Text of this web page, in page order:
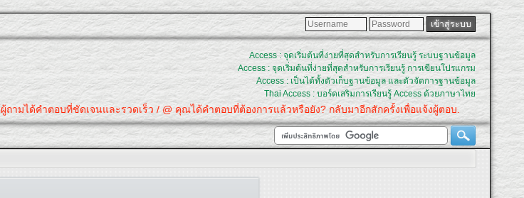
Access : จุดเริ่มต้นที่ง่ายที่สุดสำหรับการเรียนรู้ ระบบฐานข้อมูล
Access : จุดเริ่มต้นที่ง่ายที่สุดสำหรับการเรียนรู้ การเขียนโปรแกรม
Access : เป็นได้ทั้งตัวเก็บฐานข้อมูล และตัวจัดการฐานข้อมูล
Thai Access : บอร์ดเสริมการเรียนรู้ Access ด้วยภาษาไทย
ห้ผู้ถามได้คำตอบที่ชัดเจนและรวดเร็ว / @ คุณได้คำตอบที่ต้องการแล้วหรือยัง? กลับมาอีกสักครั้งเพื่อแจ้งผู้ตอบ.